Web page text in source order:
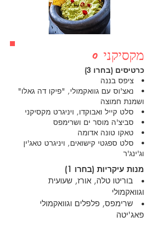
מקסיקני 0
כרטיסים (בחרו 3)
ציפס בננה
נאצ'וס עם גוואקמולי, "פיקו דה גאלו"
ושמנת חמוצה
סלט קייל ואבוקדו, ויניגרט מקסיקני
סביצ'ה מוסר ים ושרימפס
טאקו טונה אדומה
סלט ספגטי קישואים, ויניגרט טאג'ין
וג'ינג'ר
מנות עיקריות (בחרו 1)
בוריטו טלה, אורז, שעועית
וגוואקמולי
שרימפס, פלפלים וגוואקמולי
פאג'יטה